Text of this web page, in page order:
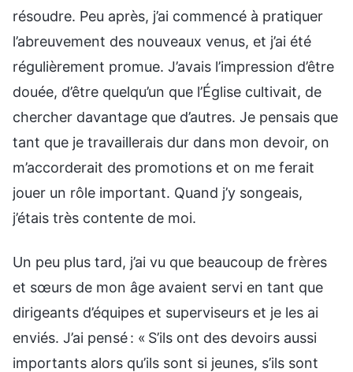
résoudre. Peu après, j’ai commencé à pratiquer
l’abreuvement des nouveaux venus, et j’ai été
régulièrement promue. J’avais l’impression d’être
douée, d’être quelqu’un que l’Église cultivait, de
chercher davantage que d’autres. Je pensais que
tant que je travaillerais dur dans mon devoir, on
m’accorderait des promotions et on me ferait
jouer un rôle important. Quand j’y songeais,
j’étais très contente de moi.
Un peu plus tard, j’ai vu que beaucoup de frères
et sœurs de mon âge avaient servi en tant que
dirigeants d’équipes et superviseurs et je les ai
enviés. J’ai pensé : « S’ils ont des devoirs aussi
importants alors qu’ils sont si jeunes, s’ils sont